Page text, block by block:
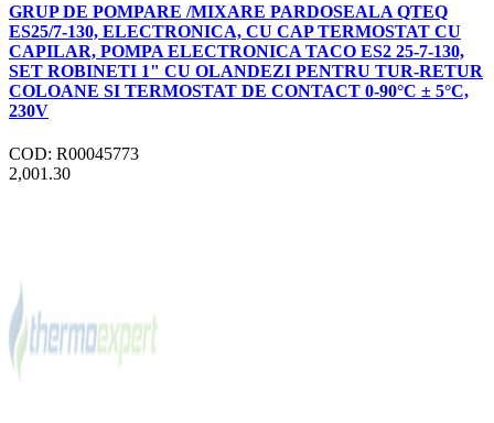
GRUP DE POMPARE /MIXARE PARDOSEALA QTEQ
ES25/7-130, ELECTRONICA, CU CAP TERMOSTAT CU
CAPILAR, POMPA ELECTRONICA TACO ES2 25-7-130,
SET ROBINETI 1" CU OLANDEZI PENTRU TUR-RETUR
COLOANE SI TERMOSTAT DE CONTACT 0-90°C ± 5°C,
230V
COD: R00045773
2,001.30